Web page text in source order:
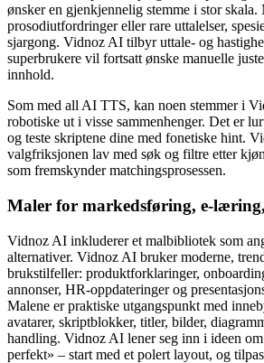
ønsker en gjenkjennelig stemme i stor
prosodiutfordringer eller rare uttalelser,
sjargong. Vidnoz AI tilbyr uttale- og
superbrukere vil fortsatt ønske manuelle
innhold.
Som med all AI TTS, kan noen stemmer i
robotiske ut i visse sammenhenger. Det er
og teste skriptene dine med fonetiske hint.
valgfriksjonen lav med søk og filtre etter
som fremskynder matchingsprosessen.
Maler for markedsføring, e-
Vidnoz AI inkluderer et malbibliotek som
alternativer. Vidnoz AI bruker moderne,
brukstilfeller: produktforklaringer,
annonser, HR-oppdateringer og
Malene er praktiske utgangspunkt med
avatarer, skriptblokker, titler, bilder,
handling. Vidnoz AI lener seg inn i ideen
perfekt» – start med et polert layout, og